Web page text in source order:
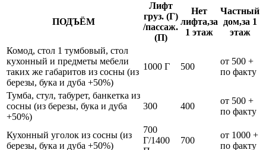
ПОДЪЁМ
Лифт
груз. (Г)
/пассаж.
(П)
Нет
лифта,за
1 этаж
Частный
дом,за 1
этаж
Комод, стол 1 тумбовый, стол
кухонный и предметы мебели
таких же габаритов из сосны (из
березы, бука и дуба +50%)
1000 Г 500
от 500 +
по факту
Тумба, стул, табурет, банкетка из
сосны (из березы, бука и дуба
+50%)
300 400
от 500 +
по факту
Кухонный уголок из сосны (из
березы, бука и дуба +50%)
700
Г/1400
700
от 1000 +
по факту